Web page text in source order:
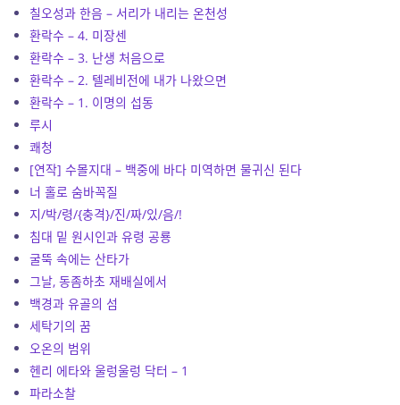
칠오성과 한음 – 서리가 내리는 온천성
환락수 – 4. 미장센
환락수 – 3. 난생 처음으로
환락수 – 2. 텔레비전에 내가 나왔으면
환락수 – 1. 이명의 섭동
루시
쾌청
[연작] 수몰지대 – 백중에 바다 미역하면 물귀신 된다
너 홀로 숨바꼭질
지/박/령/{충격}/진/짜/있/음/!
침대 밑 원시인과 유령 공룡
굴뚝 속에는 산타가
그날, 동좀하초 재배실에서
백경과 유골의 섬
세탁기의 꿈
오온의 범위
헨리 에타와 울렁울렁 닥터 – 1
파라소찰